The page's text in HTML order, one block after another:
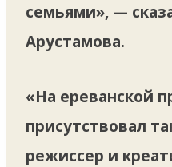
семьями», —
Арустамова.
«На ереванской
присутствовал
режиссер и